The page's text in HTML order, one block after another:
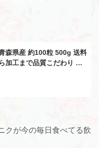
森県産 約100粒 500g 送料
加工まで品質こだわり 波
青森県産 津軽 お礼 黒ニン
青森 黒にんにく 父 誕生
クが今の毎日食べてる飲